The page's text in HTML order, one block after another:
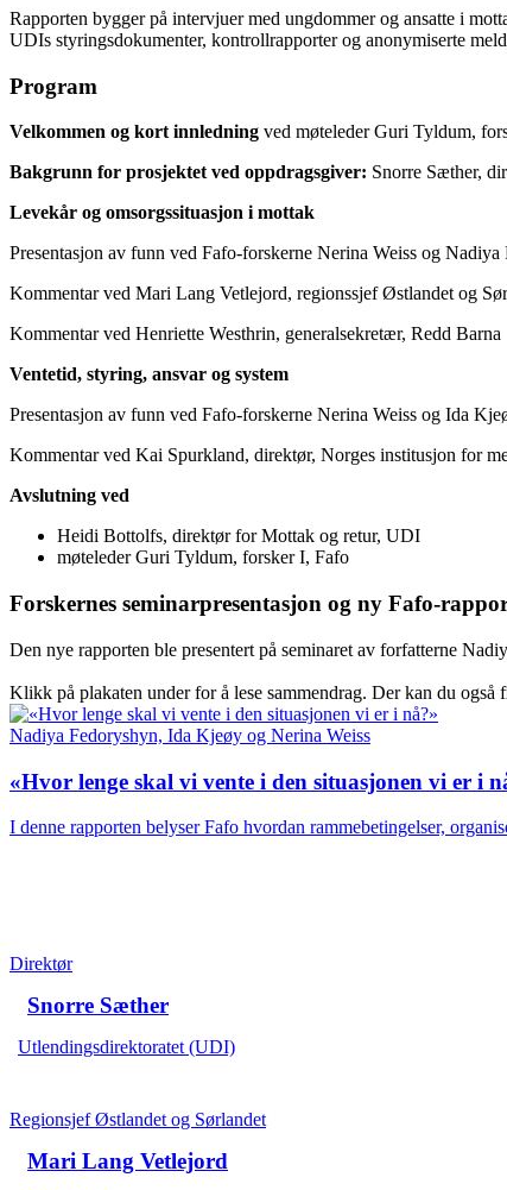
Rapporten bygger på intervjuer med ungdommer og ansatte i
UDIs styringsdokumenter, kontrollrapporter og anonymiserte
Program
Velkommen og kort innledning ved møteleder Guri Tyldum,
Bakgrunn for prosjektet ved oppdragsgiver: Snorre Sæther,
Levekår og omsorgssituasjon i mottak
Presentasjon av funn ved Fafo-forskerne Nerina Weiss og Nadiya
Kommentar ved Mari Lang Vetlejord, regionssjef Østlandet og
Kommentar ved Henriette Westhrin, generalsekretær, Redd Barna
Ventetid, styring, ansvar og system
Presentasjon av funn ved Fafo-forskerne Nerina Weiss og Ida
Kommentar ved Kai Spurkland, direktør, Norges institusjon for
Avslutning ved
Heidi Bottolfs, direktør for Mottak og retur, UDI
møteleder Guri Tyldum, forsker I, Fafo
Forskernes seminarpresentasjon og ny Fafo-
Den nye rapporten ble presentert på seminaret av forfatterne
Klikk på plakaten under for å lese sammendrag. Der kan du også
Nadiya Fedoryshyn, Ida Kjeøy og Nerina Weiss
«Hvor lenge skal vi vente i den situasjonen vi er i
I denne rapporten belyser Fafo hvordan rammebetingelser,
Direktør
Snorre Sæther
Utlendingsdirektoratet (UDI)
Regionsjef Østlandet og Sørlandet
Mari Lang Vetlejord